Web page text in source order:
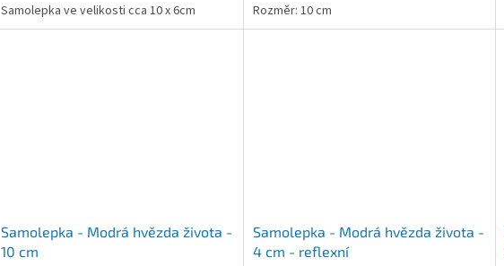
Samolepka ve velikosti cca 10 x 6cm Rozměr: 10 cm
Samolepka - Modrá hvězda života -
10 cm
Samolepka - Modrá hvězda života -
4 cm - reflexní